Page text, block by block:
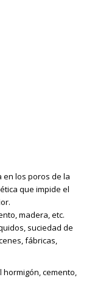
en los poros de la
que impide el
madera, etc.
suciedad de
fábricas,
cemento,